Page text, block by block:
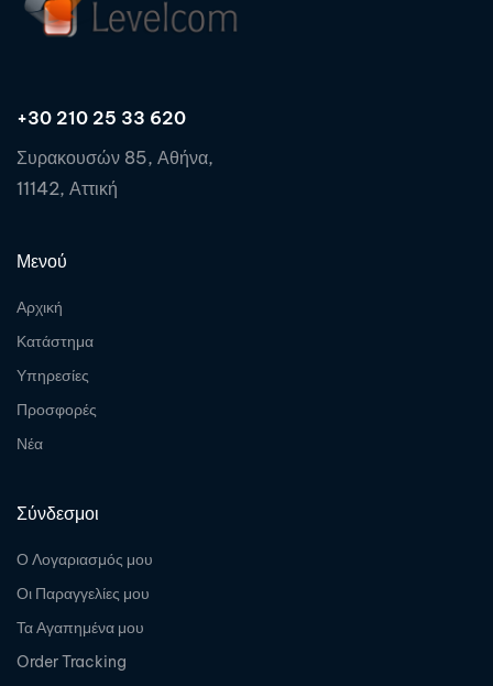
+30 210 25 33 620
Συρακουσών 85, Αθήνα,
11142, Αττική
Μενού
Αρχική
Κατάστημα
Υπηρεσίες
Προσφορές
Νέα
Σύνδεσμοι
Ο Λογαριασμός μου
Οι Παραγγελίες μου
Τα Αγαπημένα μου
Order Tracking